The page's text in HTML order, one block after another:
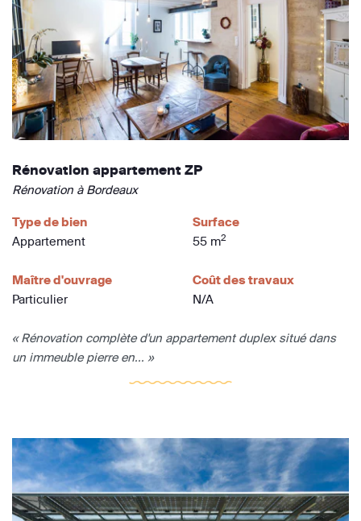
Rénovation appartement ZP
Rénovation à Bordeaux
Type de bien
Appartement
Surface
55 m2
Maître d'ouvrage
Particulier
Coût des travaux
N/A
« Rénovation complète d'un appartement duplex situé dans
un immeuble pierre en... »